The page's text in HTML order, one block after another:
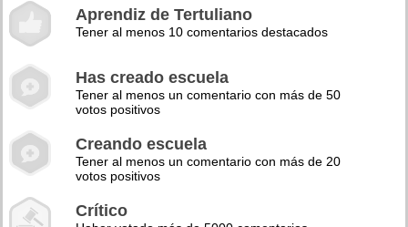
Aprendiz de Tertuliano
Tener al menos 10 comentarios destacados
Has creado escuela
Tener al menos un comentario con más de 50
votos positivos
Creando escuela
Tener al menos un comentario con más de 20
votos positivos
Crítico